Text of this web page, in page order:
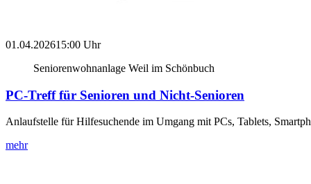
01.04.202615:00 Uhr
Seniorenwohnanlage Weil im Schönbuch
PC-Treff für Senioren und Nicht-Senioren
Anlaufstelle für Hilfesuchende im Umgang mit PCs, Tablets,
mehr